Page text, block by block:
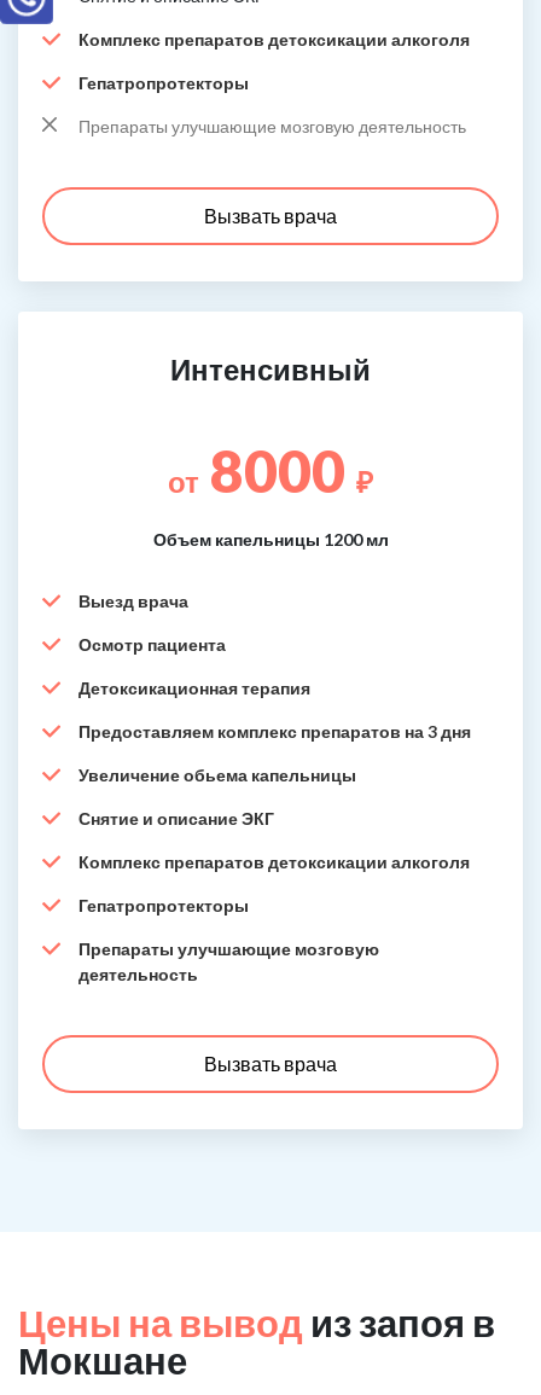
Комплекс препаратов детоксикации алкоголя
Гепатропротекторы
Препараты улучшающие мозговую деятельность
Вызвать врача
Интенсивный
от 8000 ₽
Объем капельницы 1200 мл
Выезд врача
Осмотр пациента
Детоксикационная терапия
Предоставляем комплекс препаратов на 3 дня
Увеличение обьема капельницы
Снятие и описание ЭКГ
Комплекс препаратов детоксикации алкоголя
Гепатропротекторы
Препараты улучшающие мозговую
деятельность
Вызвать врача
Цены на вывод из запоя в
Мокшане